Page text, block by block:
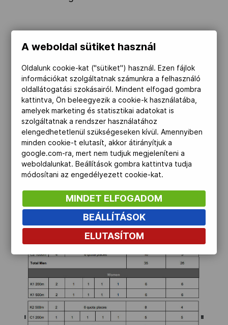
A világkupán megszerezhető kvóták
A weboldal sütiket használ
Oldalunk cookie-kat ("sütiket") használ. Ezen fájlok
információkat szolgáltatnak számunkra a felhasználó
oldallátogatási szokásairól. Mindent elfogad gombra
kattintva, Ön beleegyezik a cookie-k használatába,
amelyek marketing és statisztikai adatokat is
szolgáltatnak a rendszer használatához
elengedhetetlenül szükségeseken kívül. Amennyiben
minden cookie-t elutasít, akkor átirányítjuk a
google.com-ra, mert nem tudjuk megjeleníteni a
weboldalunkat. Beállítások gombra kattintva tudja
módosítani az engedélyezett cookie-kat.
MINDET ELFOGADOM
BEÁLLÍTÁSOK
ELUTASÍTOM